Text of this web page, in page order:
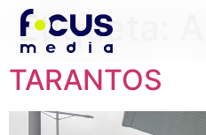
Etiqueta:
TARANTOS